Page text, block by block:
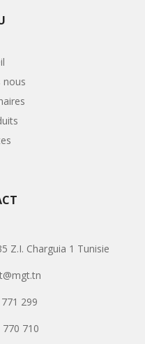
nous
Z.I. Charguia 1 Tunisie
299
770 710